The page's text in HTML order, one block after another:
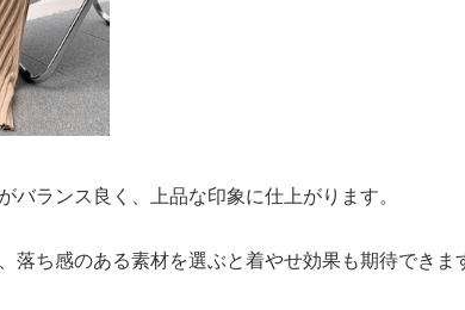
がバランス良く、上品な印象に仕上がります。
落ち感のある素材を選ぶと着やせ効果も期待できま